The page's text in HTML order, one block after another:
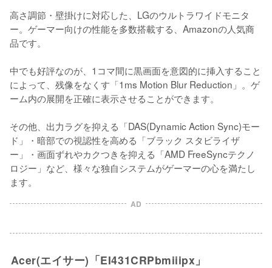
高さ調節・壁掛けに対応した、LGのウルトラワイドモニタ
ー。ゲーマー向けの性能を多数搭載する、Amazonの人気商
品です。
中でも好評なのが、1コマ間に黒画面を意図的に挿入すること
によって、残像をなくす「1ms Motion Blur Reduction」。ゲ
ーム内の展開を正確に表示させることができます。
その他、出力ラグを抑える「DAS(Dynamic Action Sync)モー
ド」・暗部での視認性を高める「ブラック スタビライザ
ー」・画面ずれやカクつきを抑える「AMD FreeSyncテクノ
ロジー」など、様々な独自システムがゲーマーの心を満たし
ます。
AD
Acer(エイサー)「EI431CRPbmiiipx」